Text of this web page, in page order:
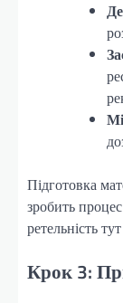
Підготовка
зробить
ретельність
Крок 3: